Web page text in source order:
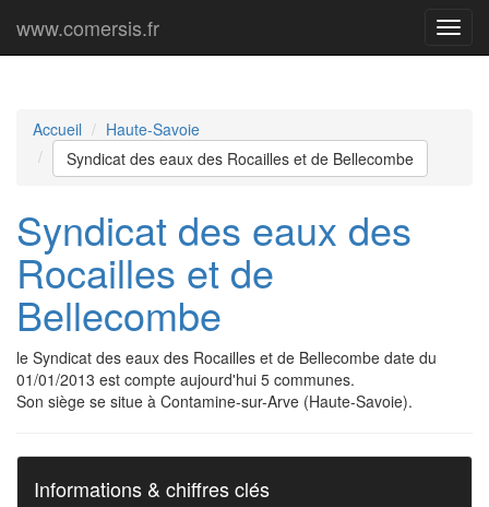
Menu
www.comersis.fr
Accueil
Haute-Savoie
Syndicat des eaux des Rocailles et de Bellecombe
Syndicat des eaux des
Rocailles et de
Bellecombe
le Syndicat des eaux des Rocailles et de Bellecombe date du
01/01/2013 est compte aujourd'hui 5 communes.
Son siège se situe à Contamine-sur-Arve (Haute-Savoie).
Informations & chiffres clés